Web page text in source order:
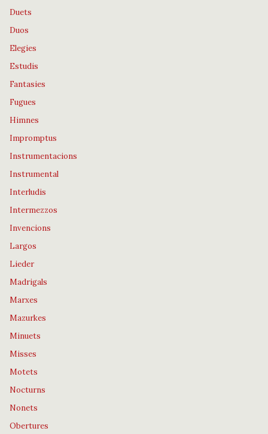
Duets
Duos
Elegies
Estudis
Fantasies
Fugues
Himnes
Impromptus
Instrumentacions
Instrumental
Interludis
Intermezzos
Invencions
Largos
Lieder
Madrigals
Marxes
Mazurkes
Minuets
Misses
Motets
Nocturns
Nonets
Obertures